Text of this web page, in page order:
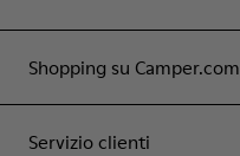
Shopping su Camper.com
Servizio clienti